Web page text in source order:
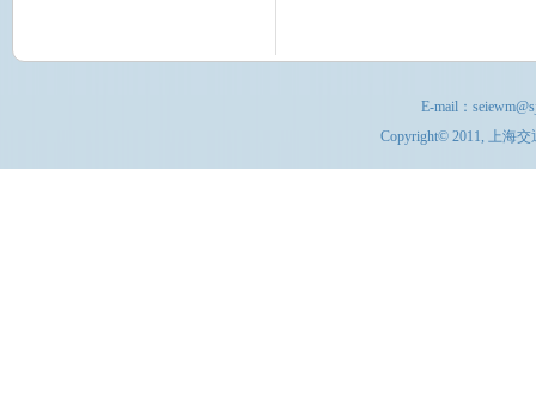
E-mail：
Copyright© 2011, 上海